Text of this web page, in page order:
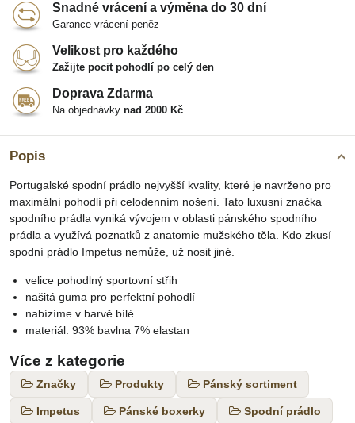
Popis
Portugalské spodní prádlo nejvyšší kvality, které je navrženo pro
maximální pohodlí při celodenním nošení. Tato luxusní značka
spodního prádla vyniká vývojem v oblasti pánského spodního
prádla a využívá poznatků z anatomie mužského těla. Kdo zkusí
spodní prádlo Impetus nemůže, už nosit jiné.
velice pohodlný sportovní střih
našitá guma pro perfektní pohodlí
nabízíme v barvě bílé
materiál: 93% bavlna 7% elastan
Více z kategorie
Značky Produkty Pánský sortiment
Impetus Pánské boxerky Spodní prádlo
Snadné vrácení a výměna do 30 dní
Garance vrácení peněz
Velikost pro každého
Zažijte pocit pohodlí po celý den
Doprava Zdarma
Na objednávky nad 2000 Kč